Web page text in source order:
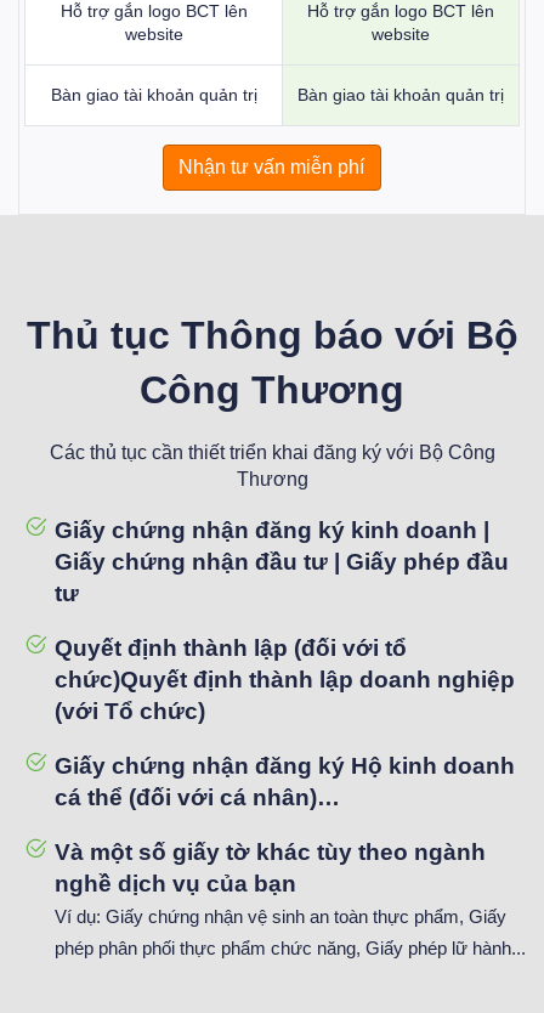
Hỗ trợ gắn logo BCT lên
website
Hỗ trợ gắn logo BCT lên
website
Bàn giao tài khoản quản trị Bàn giao tài khoản quản trị
Nhận tư vấn miễn phí
Thủ tục Thông báo với Bộ
Công Thương
Các thủ tục cần thiết triển khai đăng ký với Bộ Công
Thương
Giấy chứng nhận đăng ký kinh doanh |
Giấy chứng nhận đầu tư | Giấy phép đầu
tư
Quyết định thành lập (đối với tổ
chức)Quyết định thành lập doanh nghiệp
(với Tổ chức)
Giấy chứng nhận đăng ký Hộ kinh doanh
cá thể (đối với cá nhân)…
Và một số giấy tờ khác tùy theo ngành
nghề dịch vụ của bạn
Ví dụ: Giấy chứng nhận vệ sinh an toàn thực phẩm, Giấy
phép phân phối thực phẩm chức năng, Giấy phép lữ hành...